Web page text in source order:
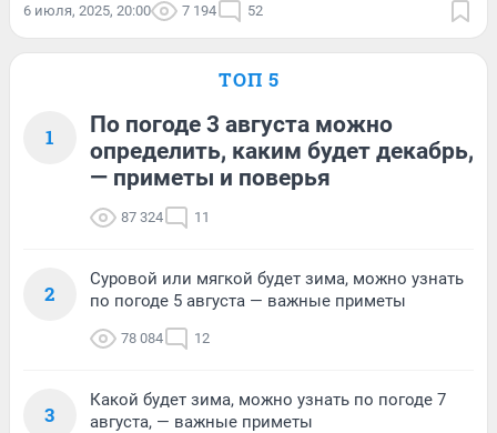
6 июля, 2025, 20:00 7 194 52
ТОП 5
1
По погоде 3 августа можно
определить, каким будет декабрь,
— приметы и поверья
87 324 11
2
Суровой или мягкой будет зима, можно узнать
по погоде 5 августа — важные приметы
78 084 12
3
Какой будет зима, можно узнать по погоде 7
августа, — важные приметы